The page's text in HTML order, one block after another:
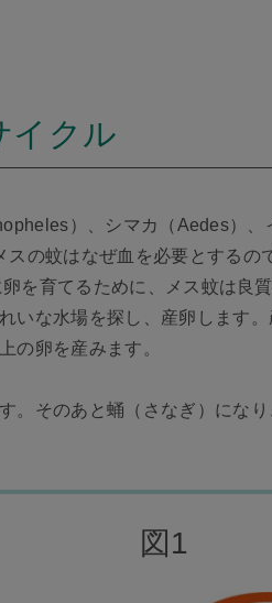
イクル
）、シマカ（Aedes）
の蚊はなぜ血を必要とする
を育てるために、メス蚊は良
いな水場を探し、産卵します
の卵を産みます。
。そのあと蛹（さなぎ）にな
図1